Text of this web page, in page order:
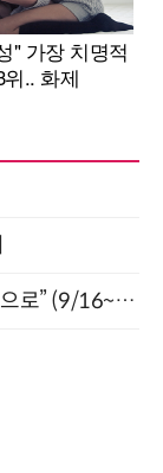
“AI에게 묻는 사람에서, AI로 만드는 사람으로” (9/16~17)